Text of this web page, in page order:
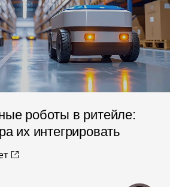
роботы в ритейле:
их интегрировать